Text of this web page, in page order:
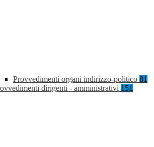
Provvedimenti organi indirizzo-politico 81
dirigenti - amministrativi 151